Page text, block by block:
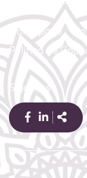
Homepage
Política de
Siga-nos